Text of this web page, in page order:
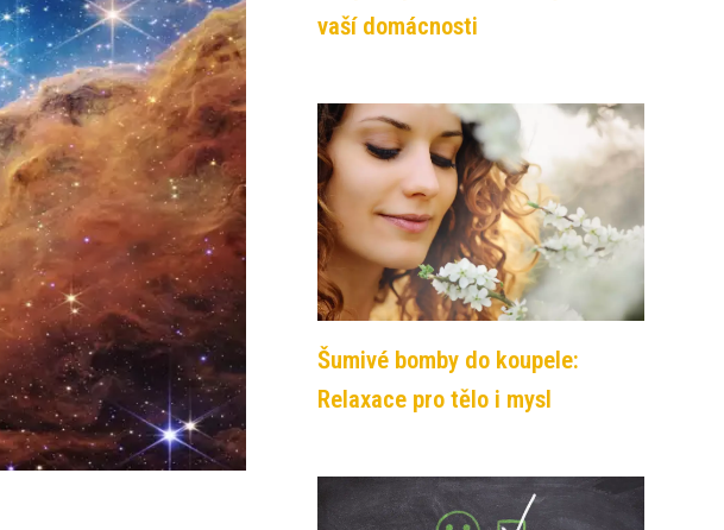
vaší domácnosti
Šumivé bomby do koupele:
Relaxace pro tělo i mysl